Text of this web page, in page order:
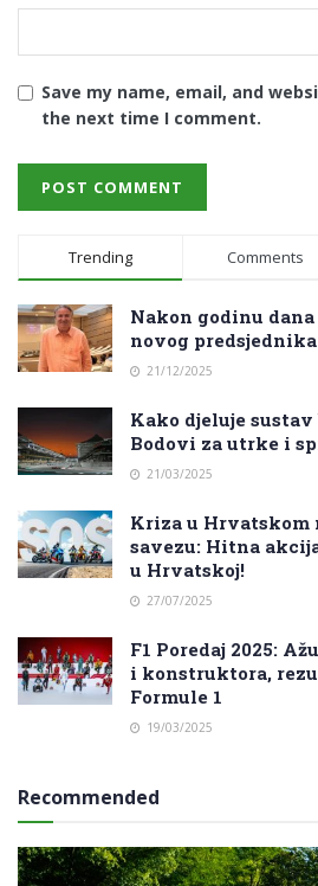
Save my name, email, and
the next time I comment.
Trending Comments
Nakon godinu
novog predsjednika
21/12/2025
Kako djeluje sustav
Bodovi za utrke i
21/03/2025
Kriza u
savezu: Hitna
u Hrvatskoj!
27/07/2025
F1 Poredaj 2025:
i konstruktora,
Formule 1
19/03/2025
Recommended